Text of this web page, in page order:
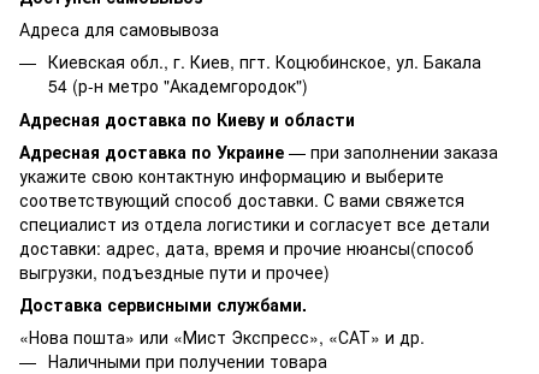
Адреса для самовывоза
Киевская обл., г. Киев, пгт. Коцюбинское, ул. Бакала
54 (р-н метро "Академгородок")
Адресная доставка по Киеву и области
Адресная доставка по Украине — при заполнении заказа
укажите свою контактную информацию и выберите
соответствующий способ доставки. С вами свяжется
специалист из отдела логистики и согласует все детали
доставки: адрес, дата, время и прочие нюансы(способ
выгрузки, подъездные пути и прочее)
Доставка сервисными службами.
«Нова пошта» или «Мист Экспресс», «САТ» и др.
Наличными при получении товара